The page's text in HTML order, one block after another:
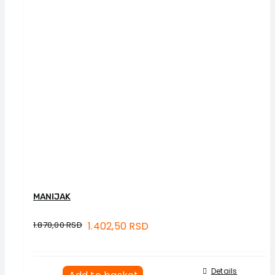
MANIJAK
1.870,00RSD 1.402,50 RSD
Details